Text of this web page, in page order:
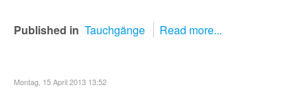
Published in Tauchgänge Read more...
Montag, 15 April 2013 13:52